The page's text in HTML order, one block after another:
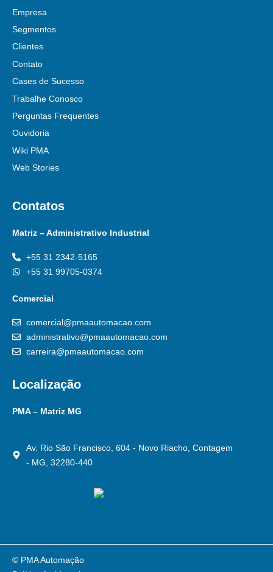
Empresa
Segmentos
Clientes
Contato
Cases de Sucesso
Trabalhe Conosco
Perguntas Frequentes
Ouvidoria
Wiki PMA
Web Stories
Contatos
Matriz – Administrativo Industrial
+55 31 2342-5165
+55 31 99705-0374
Comercial
comercial@pmaautomacao.com
administrativo@pmaautomacao.com
carreira@pmaautomacao.com
Localização
PMA – Matriz MG
Av. Rio São Francisco, 604 - Novo Riacho, Contagem
- MG, 32280-440
© PMA Automação